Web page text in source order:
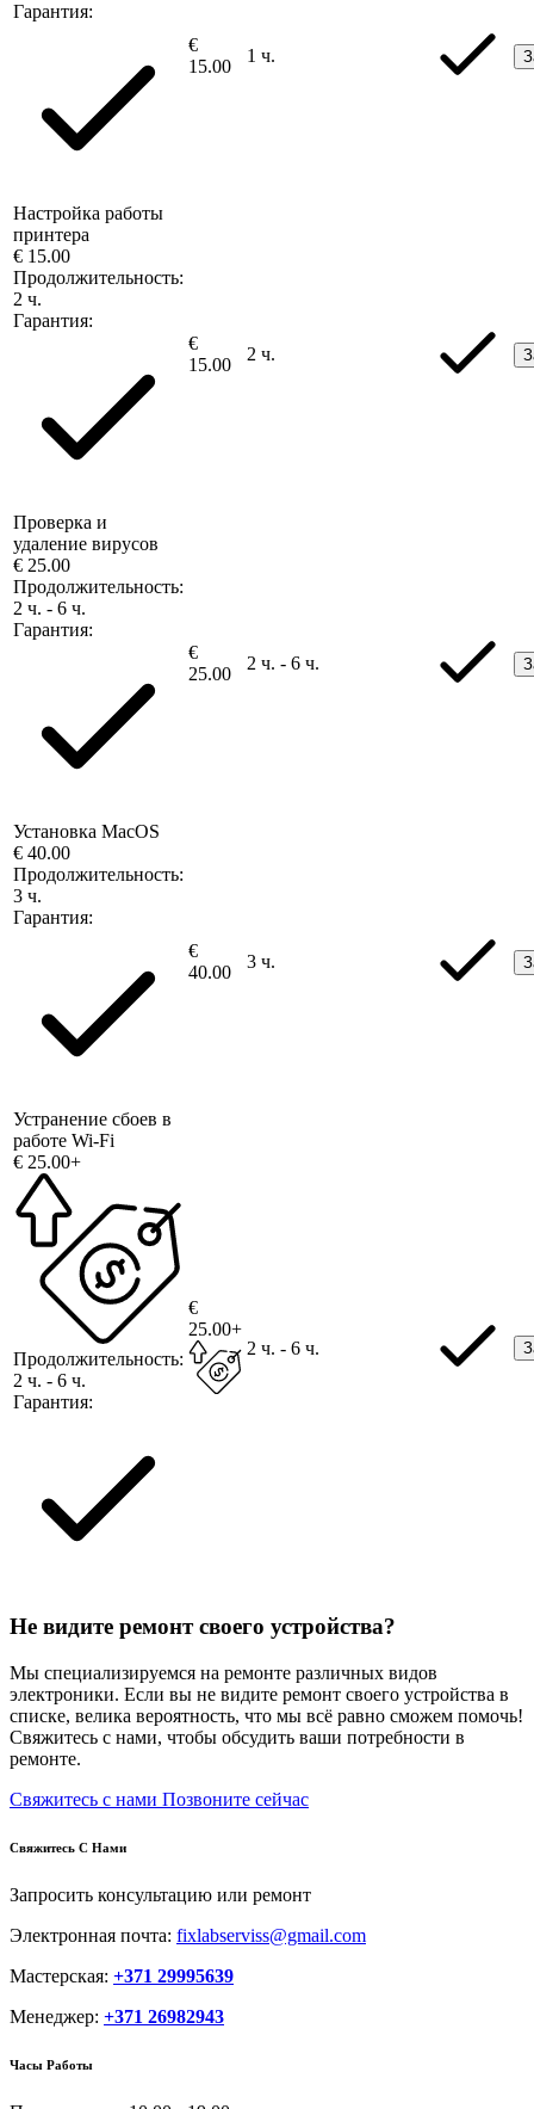
Гарантия:
€
15.00
1 ч.
Настройка работы
принтера
€ 15.00
Продолжительность:
2 ч.
Гарантия:
€
15.00
2 ч.
Проверка и
удаление вирусов
€ 25.00
Продолжительность:
2 ч. - 6 ч.
Гарантия:
€
25.00
2 ч. - 6 ч.
Установка MacOS
€ 40.00
Продолжительность:
3 ч.
Гарантия:
€
40.00
3 ч.
Устранение сбоев в
работе Wi-Fi
€ 25.00+
Продолжительность:
2 ч. - 6 ч.
Гарантия:
€
25.00+
2 ч. - 6 ч.
Не видите ремонт своего устройства?
Мы специализируемся на ремонте различных видов
электроники. Если вы не видите ремонт своего устройства в
списке, велика вероятность, что мы всё равно сможем помочь!
Свяжитесь с нами, чтобы обсудить ваши потребности в
ремонте.
Свяжитесь с нами Позвоните сейчас
Свяжитесь С Нами
Запросить консультацию или ремонт
Электронная почта: fixlabserviss@gmail.com
Мастерская: +371 29995639
Менеджер: +371 26982943
Часы Работы